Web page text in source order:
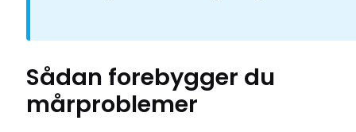
Sådan forebygger du
mårproblemer